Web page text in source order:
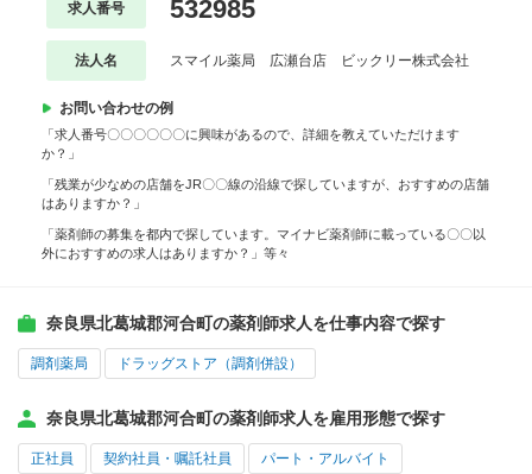
求人番号 532985
法人名 スマイル薬局 広瀬台店 ビックリー株式会社
お問い合わせの例
「求人番号〇〇〇〇〇〇に興味があるので、詳細を教えていただけます
か？」
「残業が少なめの店舗をJR〇〇線の沿線で探していますが、おすすめの店舗
はありますか？」
「薬剤師の募集を都内で探しています。マイナビ薬剤師に載っている〇〇以
外におすすめの求人はありますか？」等々
奈良県北葛城郡河合町の薬剤師求人を仕事内容で探す
調剤薬局 ドラッグストア（調剤併設）
奈良県北葛城郡河合町の薬剤師求人を雇用形態で探す
正社員 契約社員・嘱託社員 パート・アルバイト